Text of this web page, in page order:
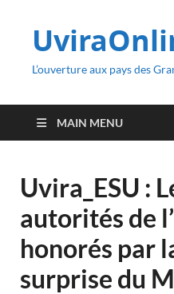
L’ouverture aux pays des
MAIN MENU
Uvira_ESU :
autorités de
honorés par
surprise du